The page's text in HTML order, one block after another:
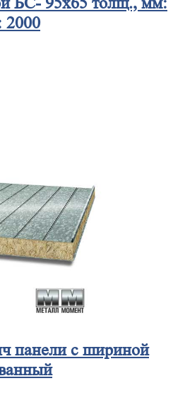
2000
панели с шириной